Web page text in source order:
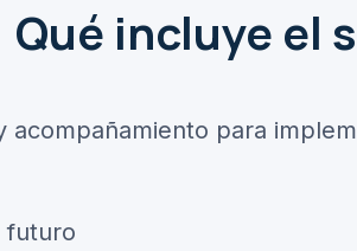
Qué incluye el
acompañamiento para
futuro